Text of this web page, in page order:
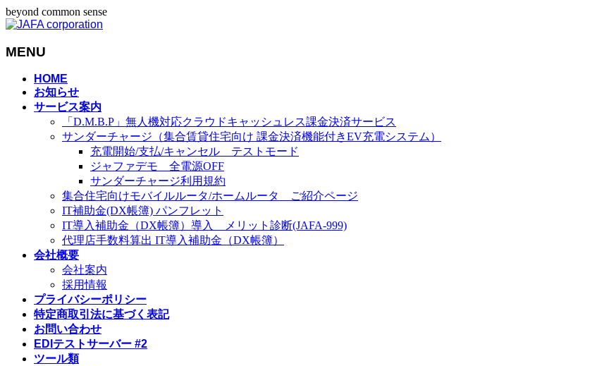
beyond common sense
MENU
HOME
お知らせ
サービス案内
「D.M.B.P」無人機対応クラウドキャッシュレス課金決済サービス
サンダーチャージ（集合賃貸住宅向け 課金決済機能付きEV充電システム）
充電開始/支払/キャンセル テストモード
ジャファデモ 全電源OFF
サンダーチャージ利用規約
集合住宅向けモバイルルータ/ホームルータ ご紹介ページ
IT補助金(DX帳簿) パンフレット
IT導入補助金（DX帳簿）導入 メリット診断(JAFA-999)
代理店手数料算出 IT導入補助金（DX帳簿）
会社概要
会社案内
採用情報
プライバシーポリシー
特定商取引法に基づく表記
お問い合わせ
EDIテストサーバー #2
ツール類